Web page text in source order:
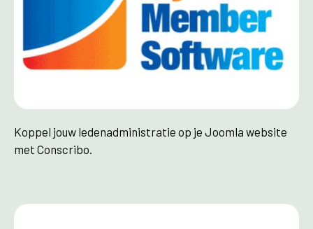
Koppel jouw ledenadministratie op je Joomla website
met Conscribo​.